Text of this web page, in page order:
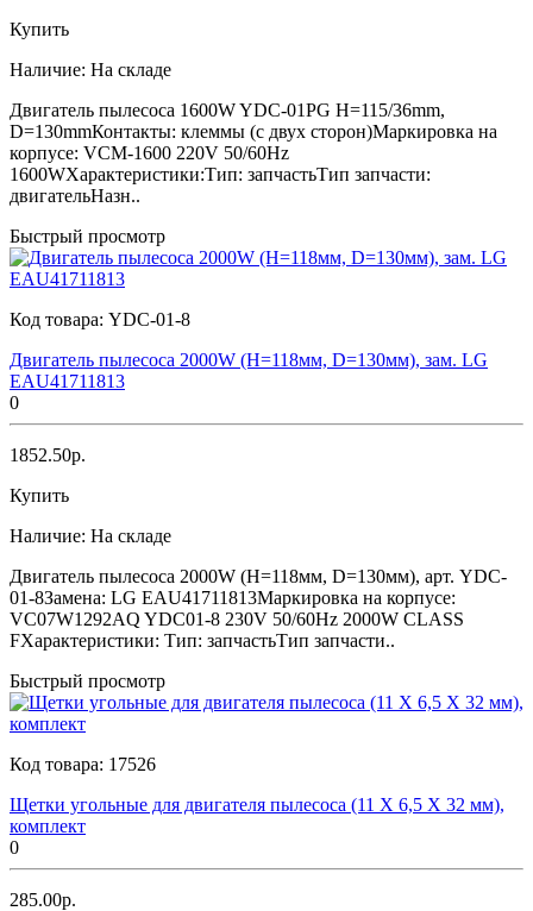
Купить
Наличие: На складе
Двигатель пылесоса 1600W YDC-01PG H=115/36mm,
D=130mmКонтакты: клеммы (с двух сторон)Маркировка на
корпусе: VCM-1600 220V 50/60Hz
1600WХарактеристики:Тип: запчастьТип запчасти:
двигательНазн..
Быстрый просмотр
Код товара: YDC-01-8
Двигатель пылесоса 2000W (H=118мм, D=130мм), зам. LG
EAU41711813
0
1852.50р.
Купить
Наличие: На складе
Двигатель пылесоса 2000W (H=118мм, D=130мм), арт. YDC-
01-8Замена: LG EAU41711813Маркировка на корпусе:
VC07W1292AQ YDC01-8 230V 50/60Hz 2000W CLASS
FХарактеристики: Тип: запчастьТип запчасти..
Быстрый просмотр
Код товара: 17526
Щетки угольные для двигателя пылесоса (11 Х 6,5 Х 32 мм),
комплект
0
285.00р.